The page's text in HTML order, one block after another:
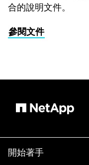
合的說明文件。
參閱文件
開始著手